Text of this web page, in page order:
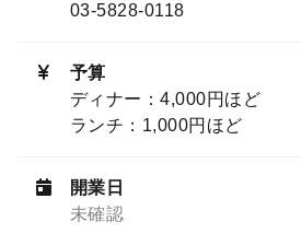
03-5828-0118
予算
ディナー：4,000円ほど
ランチ：1,000円ほど
開業日
未確認